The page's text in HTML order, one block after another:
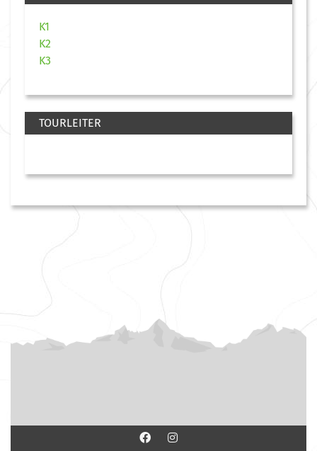
K1
K2
K3
TOURLEITER